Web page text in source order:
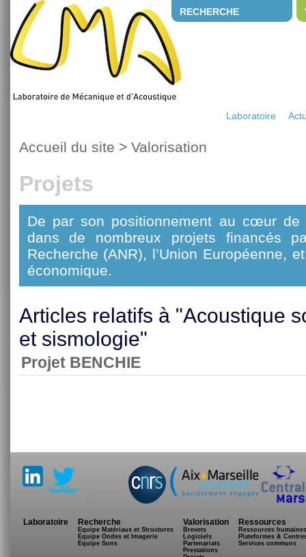
RECHERCHE
Laboratoire
Accueil du site > Valorisation
Projets
De par son positionnement au cœur de
dans de nombreux projets financés
Recherche (ANR), l’Union Européenne,
économique.
Articles relatifs à "Acoustique
et sismologie"
Projet BENCHIE
Laboratoire Recherche
Equipe Matériaux et Structures
Equipe Ondes et Imagerie
Equipe Sons
Valorisation
Brevets
Logiciels
Partenariats
Prestations
Ressources
Ressources humaines
Plateformes &
Services communs